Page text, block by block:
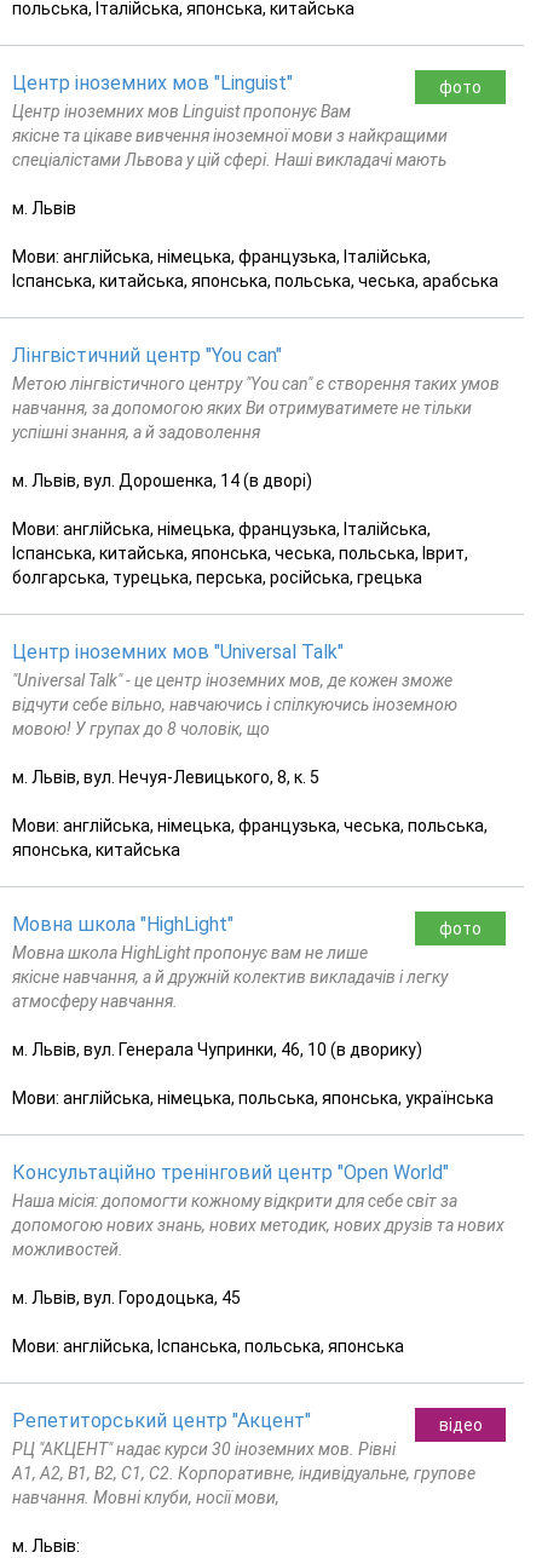
польська, Італійська, японська, китайська
фото
Центр іноземних мов "Linguist"
Центр іноземних мов Linguist пропонує Вам
якісне та цікаве вивчення іноземної мови з найкращими
спеціалістами Львова у цій сфері. Наші викладачі мають
м. Львів
Мови: англійська, німецька, французька, Італійська,
Іспанська, китайська, японська, польська, чеська, арабська
Лінгвістичний центр "You can"
Метою лінгвістичного центру "You can" є створення таких умов
навчання, за допомогою яких Ви отримуватимете не тільки
успішні знання, а й задоволення
м. Львів, вул. Дорошенка, 14 (в дворі)
Мови: англійська, німецька, французька, Італійська,
Іспанська, китайська, японська, чеська, польська, Іврит,
болгарська, турецька, перська, російська, грецька
Центр іноземних мов "Universal Talk"
"Universal Talk" - це центр іноземних мов, де кожен зможе
відчути себе вільно, навчаючись і спілкуючись іноземною
мовою! У групах до 8 чоловік, що
м. Львів, вул. Нечуя-Левицького, 8, к. 5
Мови: англійська, німецька, французька, чеська, польська,
японська, китайська
фото
Мовна школа "HighLight"
Мовна школа HighLight пропонує вам не лише
якісне навчання, а й дружній колектив викладачів і легку
атмосферу навчання.
м. Львів, вул. Генерала Чупринки, 46, 10 (в дворику)
Мови: англійська, німецька, польська, японська, українська
Консультаційно тренінговий центр "Open World"
Наша місія: допомогти кожному відкрити для себе світ за
допомогою нових знань, нових методик, нових друзів та нових
можливостей.
м. Львів, вул. Городоцька, 45
Мови: англійська, Іспанська, польська, японська
відео
Репетиторський центр "Акцент"
РЦ "АКЦЕНТ" надає курси 30 іноземних мов. Рівні
А1, А2, В1, В2, С1, С2. Корпоративне, індивідуальне, групове
навчання. Мовні клуби, носії мови,
м. Львів: